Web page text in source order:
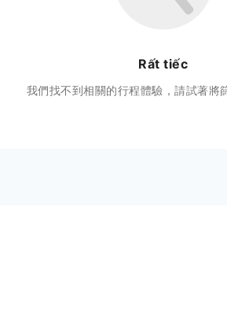
Rất tiếc
我們找不到相關的行程體驗，請試著將